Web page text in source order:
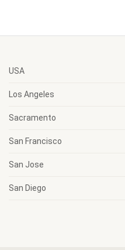
USA
Los Angeles
Sacramento
San Francisco
San Jose
San Diego